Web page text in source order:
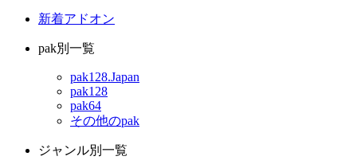
新着アドオン
pak別一覧
pak128.Japan
pak128
pak64
その他のpak
ジャンル別一覧